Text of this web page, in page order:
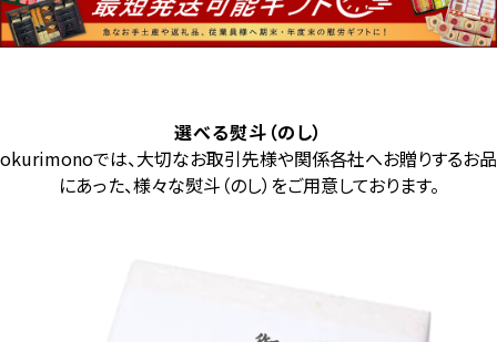
選べる熨斗（のし）
okurimonoでは、大切なお取引先様や関係各社へお贈りするお品
にあった、様々な熨斗（のし）をご用意しております。